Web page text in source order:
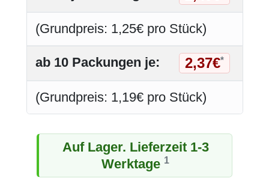
(Grundpreis: 1,25€ pro Stück)
ab 10 Packungen je: 2,37€*
(Grundpreis: 1,19€ pro Stück)
Auf Lager. Lieferzeit 1-3
Werktage 1